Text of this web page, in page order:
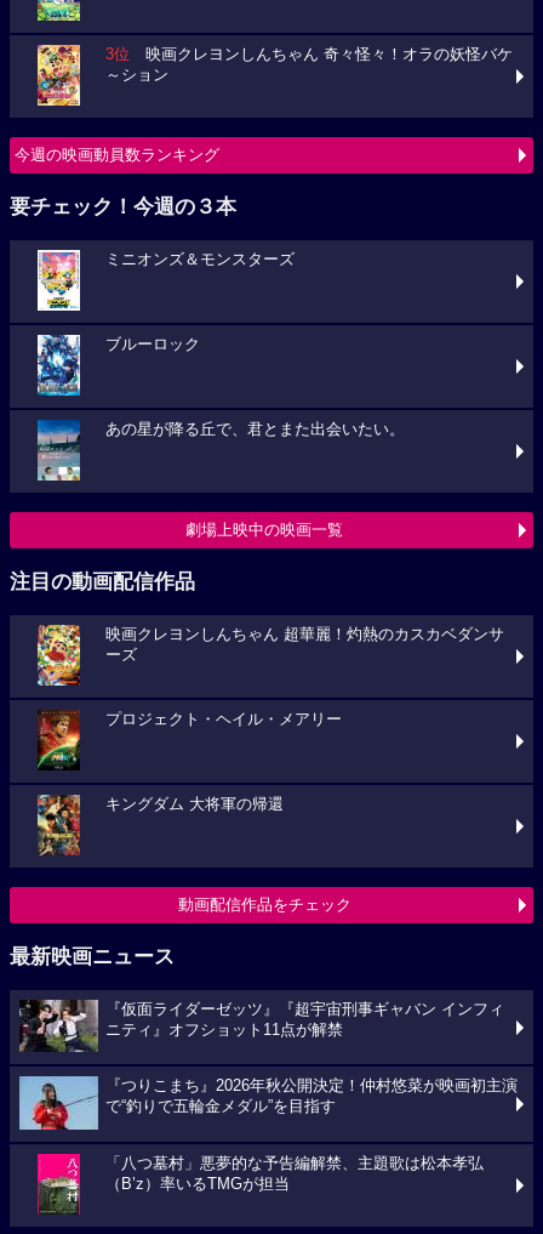
3位 映画クレヨンしんちゃん 奇々怪々！オラの妖怪バケ
～ション
今週の映画動員数ランキング
要チェック！今週の３本
ミニオンズ＆モンスターズ
ブルーロック
あの星が降る丘で、君とまた出会いたい。
劇場上映中の映画一覧
注目の動画配信作品
映画クレヨンしんちゃん 超華麗！灼熱のカスカベダンサ
ーズ
プロジェクト・ヘイル・メアリー
キングダム 大将軍の帰還
動画配信作品をチェック
最新映画ニュース
『仮面ライダーゼッツ』『超宇宙刑事ギャバン インフィ
ニティ』オフショット11点が解禁
『つりこまち』2026年秋公開決定！仲村悠菜が映画初主演
で“釣りで五輪金メダル”を目指す
「八つ墓村」悪夢的な予告編解禁、主題歌は松本孝弘
（B’z）率いるTMGが担当